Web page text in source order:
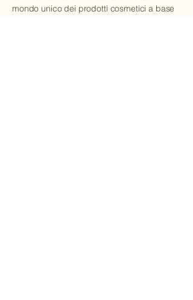
mondo unico dei prodotti cosmetici a base